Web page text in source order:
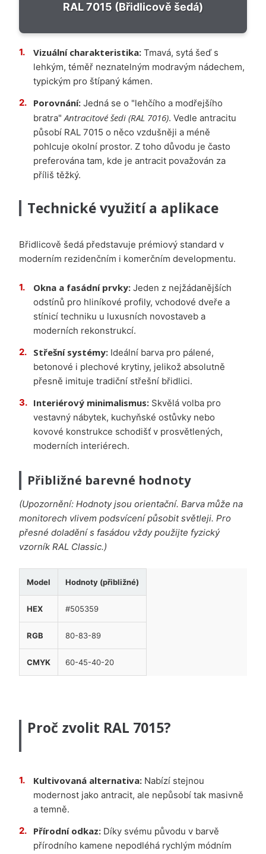
RAL 7015 (Břidlicově šedá)
Vizuální charakteristika: Tmavá, sytá šeď s
lehkým, téměř neznatelným modravým nádechem,
typickým pro štípaný kámen.
Porovnání: Jedná se o "lehčího a modřejšího
bratra"Antracitové šedi (RAL 7016). Vedle antracitu
působí RAL 7015 o něco vzdušněji a méně
pohlcuje okolní prostor. Z toho důvodu je často
preferována tam, kde je antracit považován za
příliš těžký.
Technické využití a aplikace
Břidlicově šedá představuje prémiový standard v
moderním rezidenčním i komerčním developmentu.
Okna a fasádní prvky: Jeden z nejžádanějších
odstínů pro hliníkové profily, vchodové dveře a
stínicí techniku u luxusních novostaveb a
moderních rekonstrukcí.
Střešní systémy: Ideální barva pro pálené,
betonové i plechové krytiny, jelikož absolutně
přesně imituje tradiční střešní břidlici.
Interiérový minimalismus: Skvělá volba pro
vestavný nábytek, kuchyňské ostůvky nebo
kovové konstrukce schodišť v prosvětlených,
moderních interiérech.
Přibližné barevné hodnoty
(Upozornění: Hodnoty jsou orientační. Barva může na
monitorech vlivem podsvícení působit světleji. Pro
přesné doladění s fasádou vždy použijte fyzický
vzorník RAL Classic.)
Model Hodnoty (přibližné)
HEX #505359
RGB 80-83-89
CMYK 60-45-40-20
Proč zvolit RAL 7015?
Kultivovaná alternativa: Nabízí stejnou
modernost jako antracit, ale nepůsobí tak masivně
a temně.
Přírodní odkaz: Díky svému původu v barvě
přírodního kamene nepodléhá rychlým módním